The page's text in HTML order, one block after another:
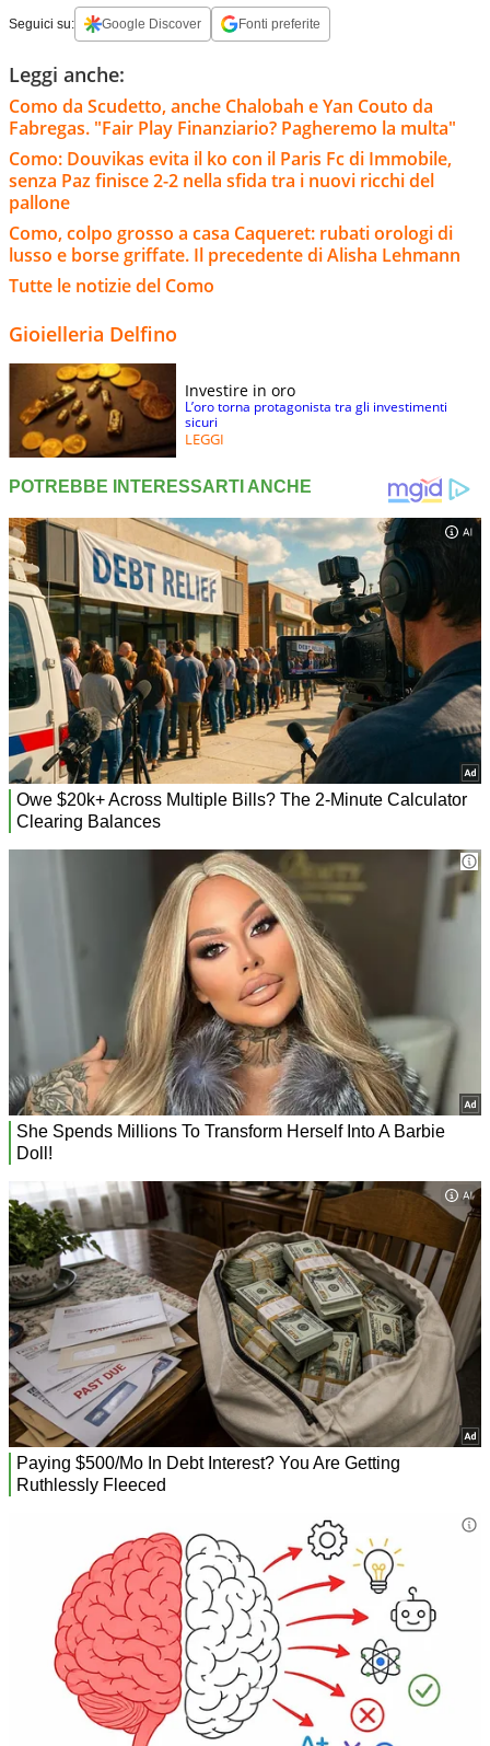
Seguici su: Google Discover Fonti preferite
Leggi anche:
Como da Scudetto, anche Chalobah e Yan Couto da
Fabregas. "Fair Play Finanziario? Pagheremo la multa"
Como: Douvikas evita il ko con il Paris Fc di Immobile,
senza Paz finisce 2-2 nella sfida tra i nuovi ricchi del
pallone
Como, colpo grosso a casa Caqueret: rubati orologi di
lusso e borse griffate. Il precedente di Alisha Lehmann
Tutte le notizie del Como
Gioielleria Delfino
Investire in oro
L’oro torna protagonista tra gli investimenti
sicuri
LEGGI